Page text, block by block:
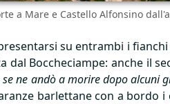
a Mare e Castello Alfonsino
su entrambi i
Boccheciampe: anche il
ne andò a morire dopo alcuni
barlettane con a